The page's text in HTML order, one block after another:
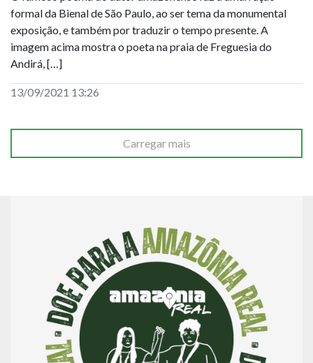
formal da Bienal de São Paulo, ao ser tema da monumental
exposição, e também por traduzir o tempo presente. A
imagem acima mostra o poeta na praia de Freguesia do
Andirá, […]
13/09/2021 13:26
Carregar mais